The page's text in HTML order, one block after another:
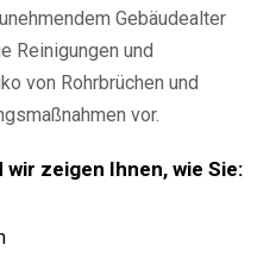
Gebäudealter
Reinigungen und
von Rohrbrüchen und
vor.
zeigen Ihnen, wie Sie: